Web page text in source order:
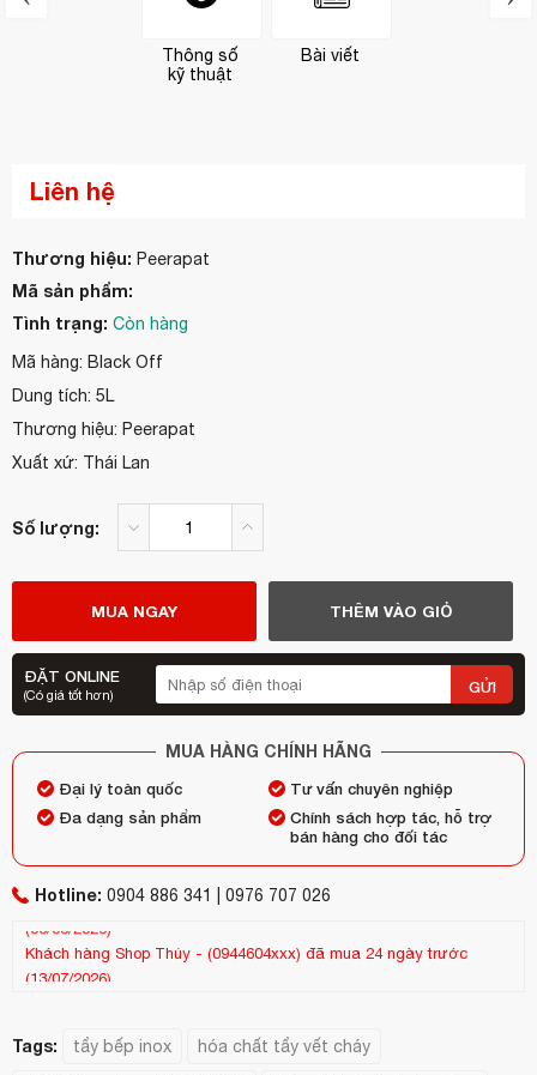
Thông số
kỹ thuật
Bài viết
Liên hệ
Thương hiệu: Peerapat
Mã sản phẩm:
Tình trạng: Còn hàng
Mã hàng: Black Off
Dung tích: 5L
Thương hiệu: Peerapat
Xuất xứ: Thái Lan
Số lượng:
MUA NGAY THÊM VÀO GIỎ
ĐẶT ONLINE
(Có giá tốt hơn) GỬI
MUA HÀNG CHÍNH HÃNG
Đại lý toàn quốc
Tư vấn chuyên nghiệp
Đa dạng sản phẩm
Chính sách hợp tác, hỗ trợ
bán hàng cho đối tác
Hotline: 0904 886 341 | 0976 707 026
Khách hàng Shop Thúy (0944604xxx) đã mua 24 ngày trước
(13/07/2026)
Tags: tẩy bếp inox hóa chất tẩy vết cháy